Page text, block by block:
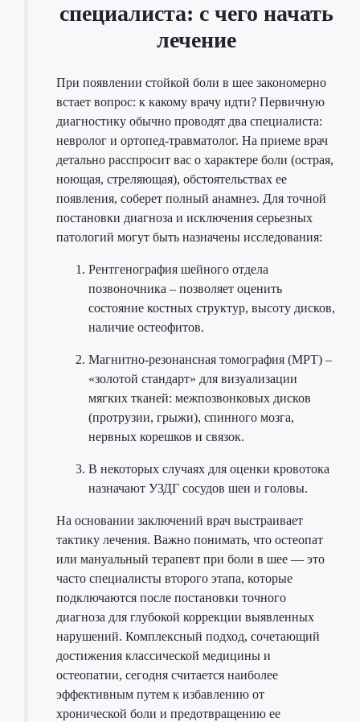
специалиста: с чего начать
лечение
При появлении стойкой боли в шее закономерно
встает вопрос: к какому врачу идти? Первичную
диагностику обычно проводят два специалиста:
невролог и ортопед-травматолог. На приеме врач
детально расспросит вас о характере боли (острая,
ноющая, стреляющая), обстоятельствах ее
появления, соберет полный анамнез. Для точной
постановки диагноза и исключения серьезных
патологий могут быть назначены исследования:
Рентгенография шейного отдела
позвоночника – позволяет оценить
состояние костных структур, высоту дисков,
наличие остеофитов.
Магнитно-резонансная томография (МРТ) –
«золотой стандарт» для визуализации
мягких тканей: межпозвонковых дисков
(протрузии, грыжи), спинного мозга,
нервных корешков и связок.
В некоторых случаях для оценки кровотока
назначают УЗДГ сосудов шеи и головы.
На основании заключений врач выстраивает
тактику лечения. Важно понимать, что остеопат
или мануальный терапевт при боли в шее — это
часто специалисты второго этапа, которые
подключаются после постановки точного
диагноза для глубокой коррекции выявленных
нарушений. Комплексный подход, сочетающий
достижения классической медицины и
остеопатии, сегодня считается наиболее
эффективным путем к избавлению от
хронической боли и предотвращению ее